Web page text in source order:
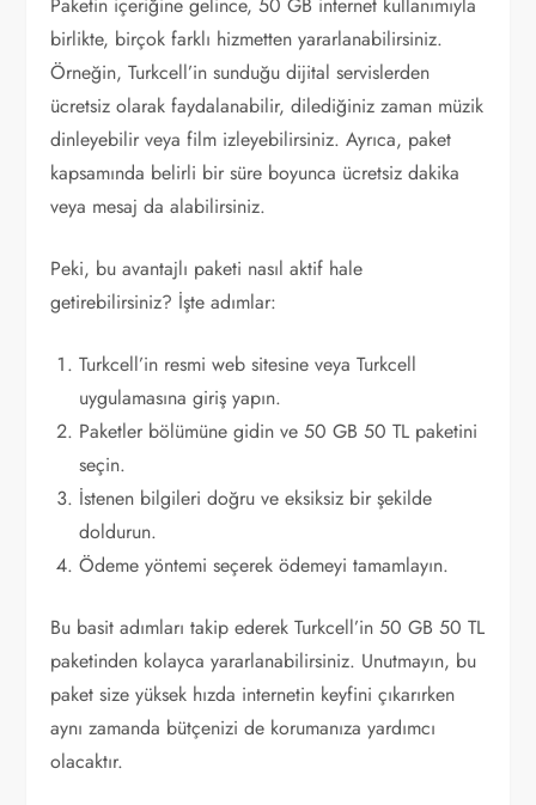
birlikte, birçok farklı hizmetten yararlanabilirsiniz.
Örneğin, Turkcell’in sunduğu dijital servislerden
ücretsiz olarak faydalanabilir, dilediğiniz zaman müzik
dinleyebilir veya film izleyebilirsiniz. Ayrıca, paket
kapsamında belirli bir süre boyunca ücretsiz dakika
veya mesaj da alabilirsiniz.
Peki, bu avantajlı paketi nasıl aktif hale
getirebilirsiniz? İşte adımlar:
Turkcell’in resmi web sitesine veya Turkcell
uygulamasına giriş yapın.
Paketler bölümüne gidin ve 50 GB 50 TL paketini
seçin.
İstenen bilgileri doğru ve eksiksiz bir şekilde
doldurun.
Ödeme yöntemi seçerek ödemeyi tamamlayın.
Bu basit adımları takip ederek Turkcell’in 50 GB 50 TL
paketinden kolayca yararlanabilirsiniz. Unutmayın, bu
paket size yüksek hızda internetin keyfini çıkarırken
aynı zamanda bütçenizi de korumanıza yardımcı
olacaktır.